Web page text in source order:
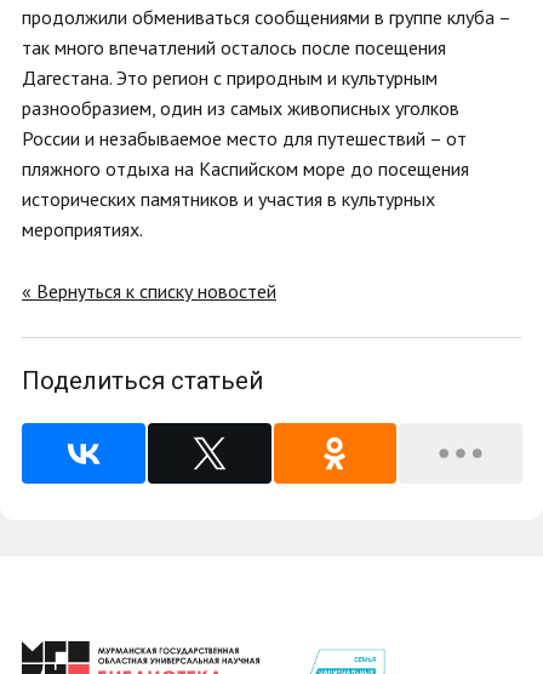
продолжили обмениваться сообщениями в группе клуба –
так много впечатлений осталось после посещения
Дагестана. Это регион с природным и культурным
разнообразием, один из самых живописных уголков
России и незабываемое место для путешествий – от
пляжного отдыха на Каспийском море до посещения
исторических памятников и участия в культурных
мероприятиях.
« Вернуться к списку новостей
Поделиться статьей